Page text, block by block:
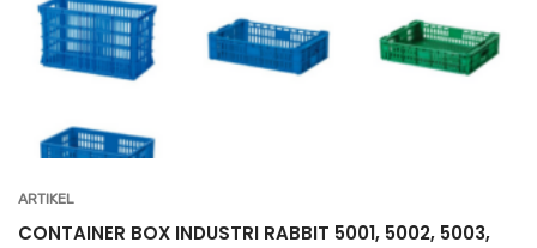
ARTIKEL
CONTAINER BOX INDUSTRI RABBIT 5001, 5002, 5003,